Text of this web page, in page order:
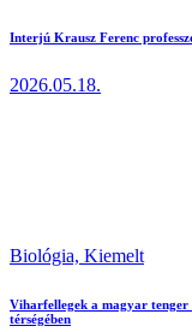
Interjú Krausz Ferenc
2026.05.18.
Biológia, Kiemelt
Viharfellegek a magyar
térségében